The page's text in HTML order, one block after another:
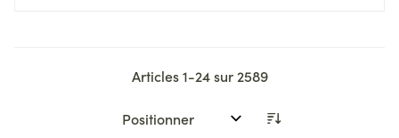
Articles1-24sur 2589
Trier par: